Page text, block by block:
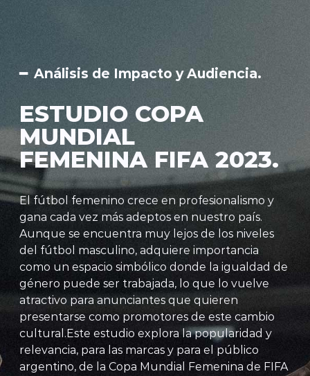
━ Análisis de Impacto y Audiencia.
ESTUDIO COPA
MUNDIAL
FEMENINA FIFA 2023.
El fútbol femenino crece en profesionalismo y
gana cada vez más adeptos en nuestro país.
Aunque se encuentra muy lejos de los niveles
del fútbol masculino, adquiere importancia
como un espacio simbólico donde la igualdad de
género puede ser trabajada, lo que lo vuelve
atractivo para anunciantes que quieren
presentarse como promotores de este cambio
cultural.Este estudio explora la popularidad y
relevancia, para las marcas y para el público
argentino, de la Copa Mundial Femenina de FIFA